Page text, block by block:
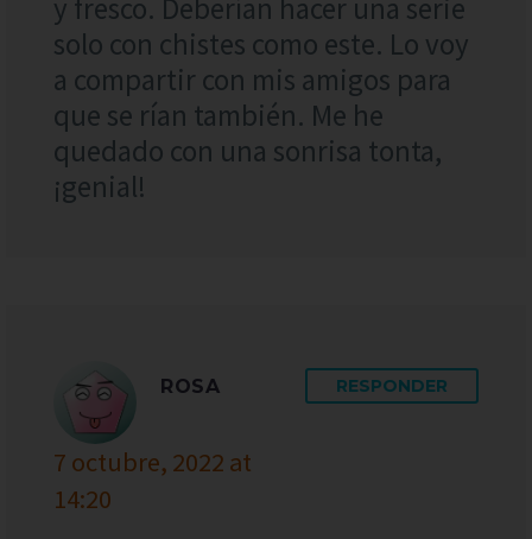
y fresco. Deberían hacer una serie
solo con chistes como este. Lo voy
a compartir con mis amigos para
que se rían también. Me he
quedado con una sonrisa tonta,
¡genial!
ROSA
7 octubre, 2022 at
14:20
RESPONDER